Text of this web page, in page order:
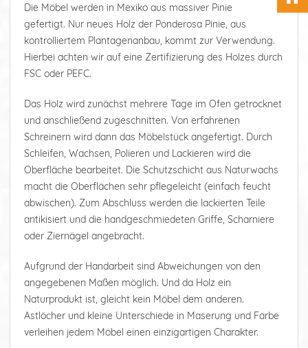
Die Möbel werden in Mexiko aus massiver Pinie
gefertigt. Nur neues Holz der Ponderosa Pinie, aus
kontrolliertem Plantagenanbau, kommt zur Verwendung.
Hierbei achten wir auf eine Zertifizierung des Holzes durch
FSC oder PEFC.
Das Holz wird zunächst mehrere Tage im Ofen getrocknet
und anschließend zugeschnitten. Von erfahrenen
Schreinern wird dann das Möbelstück angefertigt. Durch
Schleifen, Wachsen, Polieren und Lackieren wird die
Oberfläche bearbeitet. Die Schutzschicht aus Naturwachs
macht die Oberflächen sehr pflegeleicht (einfach feucht
abwischen). Zum Abschluss werden die lackierten Teile
antikisiert und die handgeschmiedeten Griffe, Scharniere
oder Ziernägel angebracht.
Aufgrund der Handarbeit sind Abweichungen von den
angegebenen Maßen möglich. Und da Holz ein
Naturprodukt ist, gleicht kein Möbel dem anderen.
Astlöcher und kleine Unterschiede in Maserung und Farbe
verleihen jedem Möbel einen einzigartigen Charakter.